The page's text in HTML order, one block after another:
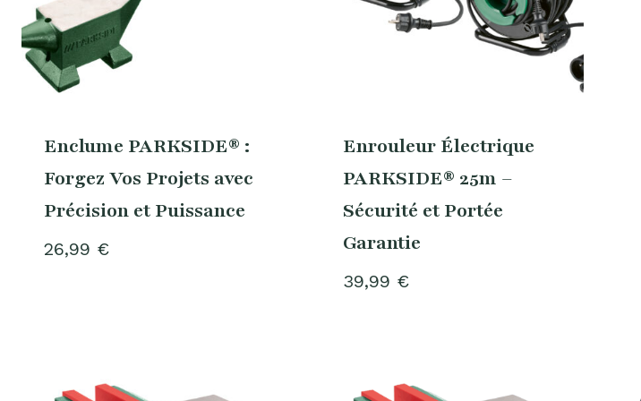
Enclume PARKSIDE® :
Forgez Vos Projets avec
Précision et Puissance
26,99 €
Enrouleur Électrique
PARKSIDE® 25m –
Sécurité et Portée
Garantie
39,99 €